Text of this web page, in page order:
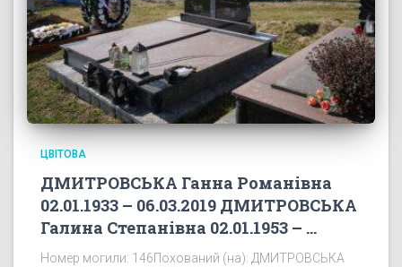
ЦВІТОВА
ДМИТРОВСЬКА Ганна Романівна
02.01.1933 – 06.03.2019 ДМИТРОВСЬКА
Галина Степанівна 02.01.1953 – …
Номер могили: 146Похований (на): ДМИТРОВСЬКА